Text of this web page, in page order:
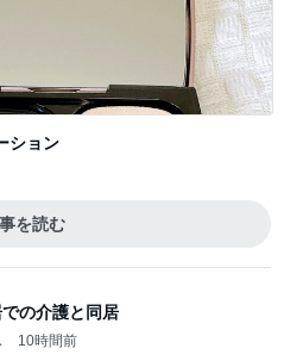
ション
を読む
の介護と同居
10時間前